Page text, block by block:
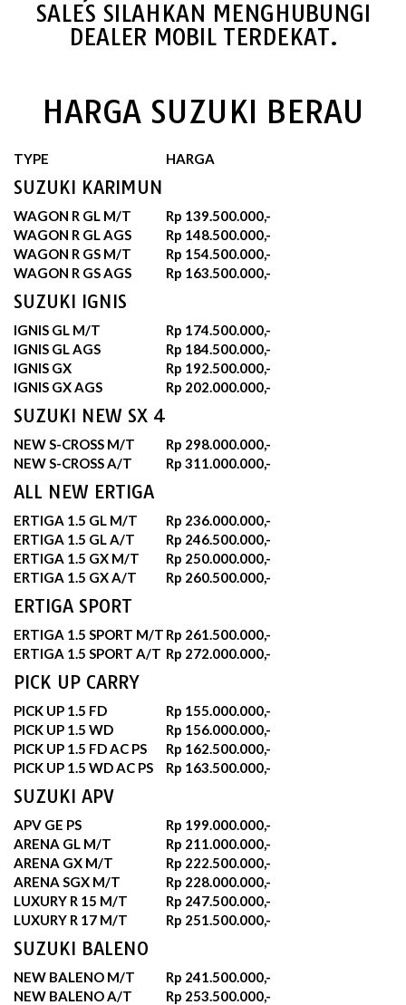
SALES SILAHKAN MENGHUBUNGI
DEALER MOBIL TERDEKAT.
HARGA SUZUKI BERAU
TYPE HARGA
SUZUKI KARIMUN
WAGON R GL M/T
Rp 139.500.000,-
WAGON R GL AGS
Rp 148.500.000,-
WAGON R GS M/T
Rp 154.500.000,-
WAGON R GS AGS
Rp 163.500.000,-
SUZUKI IGNIS
IGNIS GL M/T
Rp 174.500.000,-
IGNIS GL AGS
Rp 184.500.000,-
IGNIS GX
Rp 192.500.000,-
IGNIS GX AGS
Rp 202.000.000,-
SUZUKI NEW SX 4
NEW S-CROSS M/T
Rp 298.000.000,-
NEW S-CROSS A/T
Rp 311.000.000,-
ALL NEW ERTIGA
ERTIGA 1.5 GL M/T
Rp 236.000.000,-
ERTIGA 1.5 GL A/T
Rp 246.500.000,-
ERTIGA 1.5 GX M/T
Rp 250.000.000,-
ERTIGA 1.5 GX A/T
Rp 260.500.000,-
ERTIGA SPORT
ERTIGA 1.5 SPORT M/T Rp 261.500.000,-
ERTIGA 1.5 SPORT A/T Rp 272.000.000,-
PICK UP CARRY
PICK UP 1.5 FD
Rp 155.000.000,-
PICK UP 1.5 WD
Rp 156.000.000,-
PICK UP 1.5 FD AC PS
Rp 162.500.000,-
PICK UP 1.5 WD AC PS
Rp 163.500.000,-
SUZUKI APV
APV GE PS
Rp 199.000.000,-
ARENA GL M/T
Rp 211.000.000,-
ARENA GX M/T
Rp 222.500.000,-
ARENA SGX M/T
Rp 228.000.000,-
LUXURY R 15 M/T
Rp 247.500.000,-
LUXURY R 17 M/T
Rp 251.500.000,-
SUZUKI BALENO
NEW BALENO M/T
Rp 241.500.000,-
NEW BALENO A/T
Rp 253.500.000,-